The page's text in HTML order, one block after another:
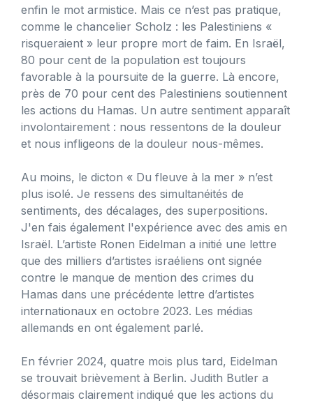
enfin le mot armistice. Mais ce n’est pas pratique,
comme le chancelier Scholz : les Palestiniens «
risqueraient » leur propre mort de faim. En Israël,
80 pour cent de la population est toujours
favorable à la poursuite de la guerre. Là encore,
près de 70 pour cent des Palestiniens soutiennent
les actions du Hamas. Un autre sentiment apparaît
involontairement : nous ressentons de la douleur
et nous infligeons de la douleur nous-mêmes.
Au moins, le dicton « Du fleuve à la mer » n’est
plus isolé. Je ressens des simultanéités de
sentiments, des décalages, des superpositions.
J'en fais également l'expérience avec des amis en
Israël. L’artiste Ronen Eidelman a initié une lettre
que des milliers d’artistes israéliens ont signée
contre le manque de mention des crimes du
Hamas dans une précédente lettre d’artistes
internationaux en octobre 2023. Les médias
allemands en ont également parlé.
En février 2024, quatre mois plus tard, Eidelman
se trouvait brièvement à Berlin. Judith Butler a
désormais clairement indiqué que les actions du